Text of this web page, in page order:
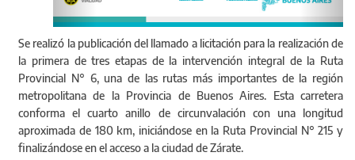
Se realizó la publicación del llamado a licitación para la realización de
la primera de tres etapas de la intervención integral de la Ruta
Provincial N° 6, una de las rutas más importantes de la región
metropolitana de la Provincia de Buenos Aires. Esta carretera
conforma el cuarto anillo de circunvalación con una longitud
aproximada de 180 km, iniciándose en la Ruta Provincial N° 215 y
finalizándose en el acceso a la ciudad de Zárate.